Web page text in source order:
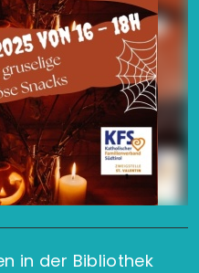
in der Bibliothek